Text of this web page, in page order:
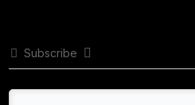
Subscribe